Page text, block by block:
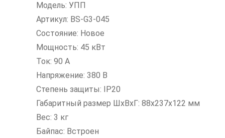
Модель: УПП
Артикул: BS-G3-045
Состояние: Новое
Мощность: 45 кВт
Ток: 90 А
Напряжение: 380 В
Степень защиты: IP20
Габаритный размер ШxВxГ: 88x237x122 мм
Вес: 3 кг
Байпас: Встроен